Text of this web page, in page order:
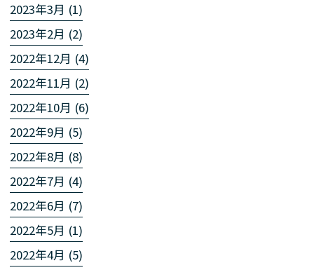
2023年3月 (1)
2023年2月 (2)
2022年12月 (4)
2022年11月 (2)
2022年10月 (6)
2022年9月 (5)
2022年8月 (8)
2022年7月 (4)
2022年6月 (7)
2022年5月 (1)
2022年4月 (5)